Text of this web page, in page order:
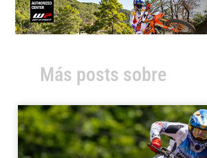
Más posts sobre